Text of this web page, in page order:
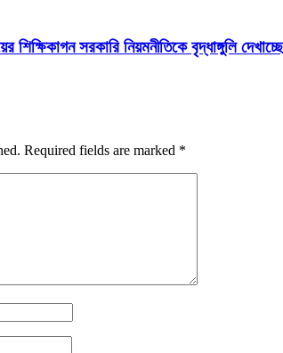
শিক্ষিকাগন সরকারি নিয়মনীতিকে বৃদ্ধাঙ্গুলি
Required fields are marked *